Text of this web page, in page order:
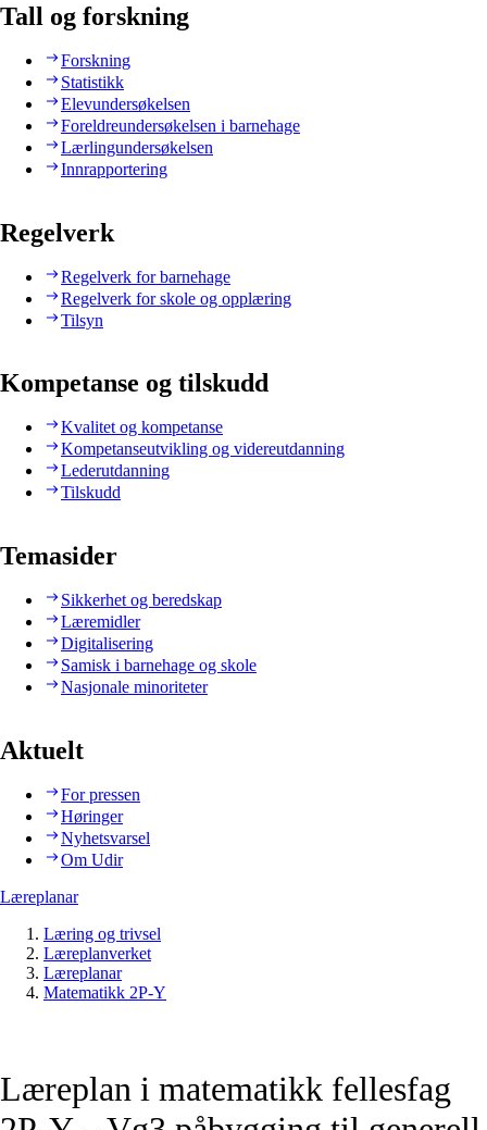
Tall og forskning
Forskning
Statistikk
Elevundersøkelsen
Foreldreundersøkelsen i barnehage
Lærlingundersøkelsen
Innrapportering
Regelverk
Regelverk for barnehage
Regelverk for skole og opplæring
Tilsyn
Kompetanse og tilskudd
Kvalitet og kompetanse
Kompetanseutvikling og videreutdanning
Lederutdanning
Tilskudd
Temasider
Sikkerhet og beredskap
Læremidler
Digitalisering
Samisk i barnehage og skole
Nasjonale minoriteter
Aktuelt
For pressen
Høringer
Nyhetsvarsel
Om Udir
Læreplanar
Læring og trivsel
Læreplanverket
Læreplanar
Matematikk 2P-Y
Læreplan i matematikk fellesfag